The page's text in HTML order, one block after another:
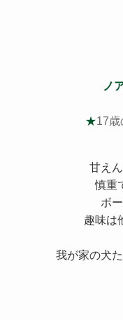
ノ
★17歳
甘え
慎重
ボ
趣味は
我が家の犬